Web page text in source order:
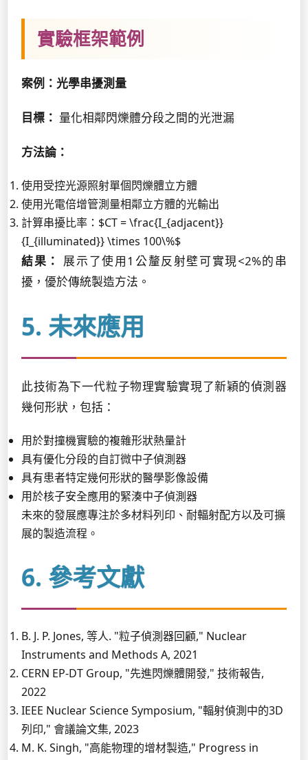
實驗框架範例
案例：光學串擾測量
目標： 量化相鄰閃爍體分段之間的光泄漏
方法論：
使用受控光源照射單個閃爍體立方體
使用光電倍增管測量相鄰立方體的光輸出
計算串擾比率：$CT = \frac{I_{adjacent}}
{I_{illuminated}} \times 100\%$
結果：
展示了使用1公釐反射壁可實現<2%的串
擾，優於傳統製造方法。
5. 未來應用
此技術為下一代粒子物理實驗實現了新穎的偵測器
幾何形狀，包括：
用於對撞機實驗的複雜形狀熱量計
具有優化分段的自訂微中子偵測器
具有患者特定幾何形狀的醫學影像設備
用於核子安全應用的緊湊中子偵測器
未來的發展應專注於多材料列印、耐輻射配方以及可擴
展的製造流程。
6. 參考文獻
B. J. P. Jones, 等人. "粒子偵測器回顧," Nuclear
Instruments and Methods A, 2021
CERN EP-DT Group, "先進閃爍體開發," 技術報告,
2022
IEEE Nuclear Science Symposium, "輻射偵測中的3D
列印," 會議論文集, 2023
M. K. Singh, "高能物理的增材製造," Progress in